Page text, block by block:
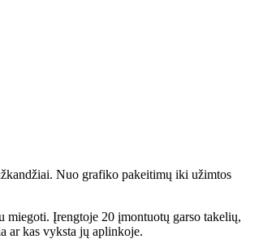
Nuo grafiko pakeitimų iki užimtos
miegoti. Įrengtoje 20 įmontuotų garso takelių,
ar kas vyksta jų aplinkoje.